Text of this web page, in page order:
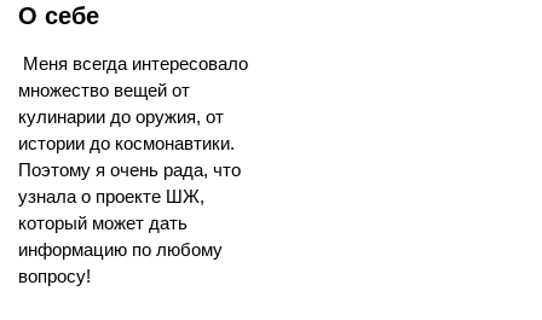
О себе
Меня всегда интересовало
множество вещей от
кулинарии до оружия, от
истории до космонавтики.
Поэтому я очень рада, что
узнала о проекте ШЖ,
который может дать
информацию по любому
вопросу!